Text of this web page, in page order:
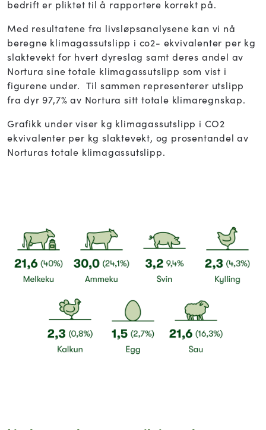
bedrift er pliktet til å rapportere korrekt på.
Med resultatene fra livsløpsanalysene kan vi nå
beregne klimagassutslipp i co2- ekvivalenter per kg
slaktevekt for hvert dyreslag samt deres andel av
Nortura sine totale klimagassutslipp som vist i
figurene under. Til sammen representerer utslipp
fra dyr 97,7% av Nortura sitt totale klimaregnskap.
Grafikk under viser kg klimagassutslipp i CO2
ekvivalenter per kg slaktevekt, og prosentandel av
Norturas totale klimagassutslipp.